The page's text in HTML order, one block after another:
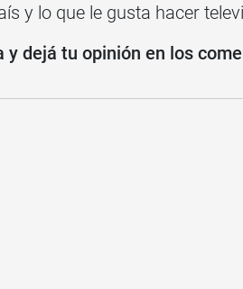
y lo que le gusta hacer
dejá tu opinión en los